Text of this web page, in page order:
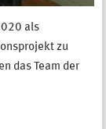
als
zu
das Team der